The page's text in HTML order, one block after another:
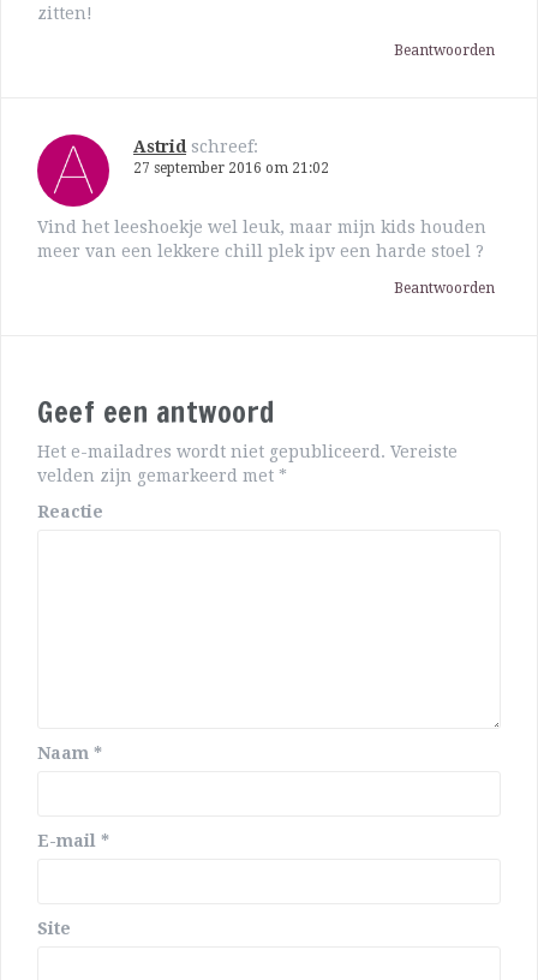
zitten!
Beantwoorden
Astrid schreef:
27 september 2016 om 21:02
Vind het leeshoekje wel leuk, maar mijn kids houden
meer van een lekkere chill plek ipv een harde stoel ?
Beantwoorden
Geef een antwoord
Het e-mailadres wordt niet gepubliceerd. Vereiste
velden zijn gemarkeerd met *
Reactie
Naam *
E-mail *
Site